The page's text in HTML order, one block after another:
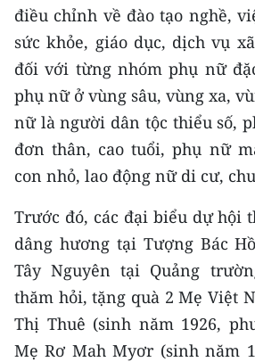
ENGLISH
中文
FRANÇAIS
РУССКИЙ
ESPAÑOL
한국어
điều chỉnh về đào tạo nghề,
sức khỏe, giáo dục, dịch vụ
đối với từng nhóm phụ nữ
phụ nữ ở vùng sâu, vùng xa,
nữ là người dân tộc thiểu số,
đơn thân, cao tuổi, phụ nữ
con nhỏ, lao động nữ di cư,
Trước đó, các đại biểu dự hội
dâng hương tại Tượng Bác
Tây Nguyên tại Quảng
thăm hỏi, tặng quà 2 Mẹ Việt
Thị Thuê (sinh năm 1926,
Mẹ Rơ Mah Myơr (sinh năm